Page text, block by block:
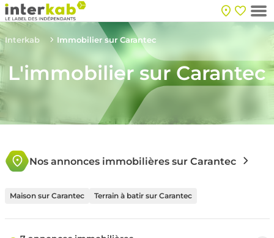
Interkab Immobilier sur Carantec
L'immobilier sur Carantec
Nos annonces immobilières sur Carantec
Maison sur Carantec Terrain à batir sur Carantec